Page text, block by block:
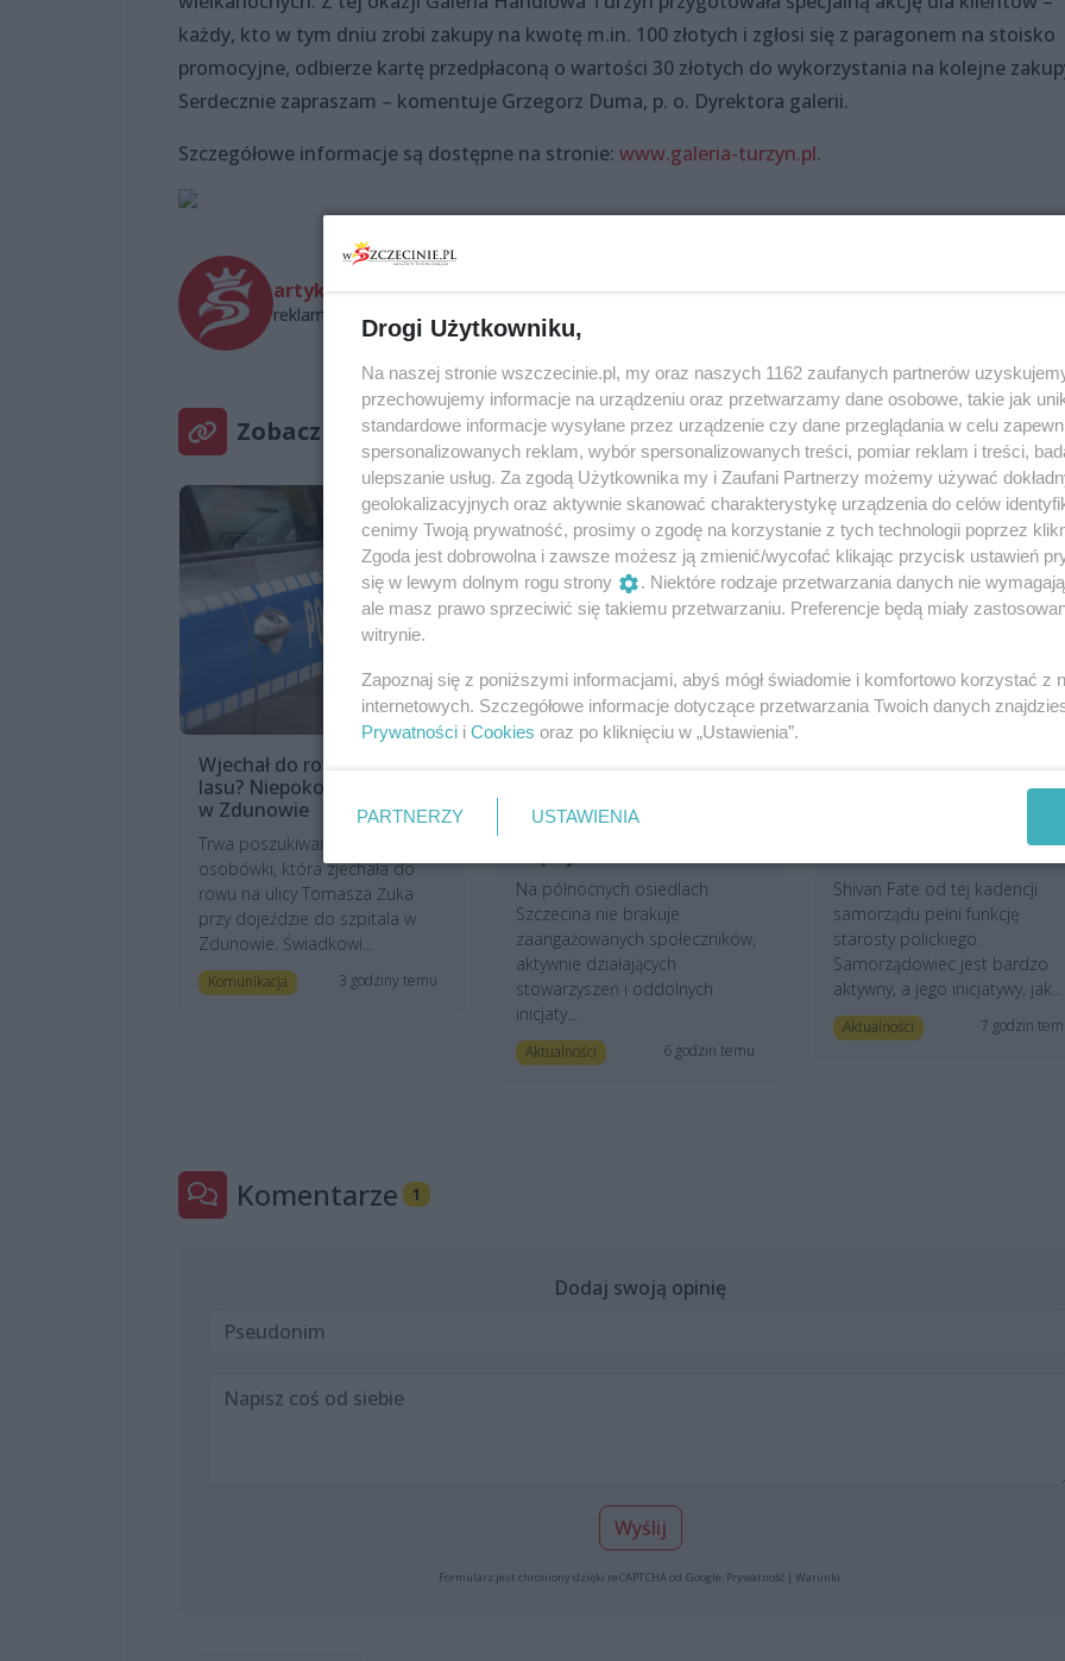
każdy, kto w tym dniu zrobi zakupy na kwotę m.in. 100 złotych i zgłosi się z paragonem na stoisko
promocyjne, odbierze kartę przedpłaconą o wartości 30 złotych do wykorzystania na kolejne
Serdecznie zapraszam – komentuje Grzegorz Duma, p. o. Dyrektora galerii.
Szczegółowe informacje są dostępne na stronie: www.galeria-turzyn.pl.
artykuł sponsorowany
reklama@wszczecinie.pl
Zobacz też
Wjechał do rowu i uciekł do
lasu? Niepokojący incydent
w Zdunowie
Trwa poszukiwanie kierowcy
osobówki, która zjechała do
rowu na ulicy Tomasza Żuka
przy dojeździe do szpitala w
Zdunowie. Świadkowi...
Komunikacja 3 godziny temu
na Północy. „Wiemy, że
Na północnych osiedlach
Szczecina nie brakuje
zaangażowanych społeczników,
aktywnie działających
stowarzyszeń i oddolnych
inicjaty...
Aktualności 6 godzin temu
Shivan Fate od tej kadencji
samorządu pełni funkcję
starosty polickiego.
Samorządowiec jest bardzo
aktywny, a jego inicjatywy, jak...
Aktualności 7 godzin
Komentarze 1
Dodaj swoją opinię
Wyślij
Formularz jest chroniony dzięki reCAPTCHA od Google: Prywatność| Warunki
Drogi Użytkowniku,
Na naszej stronie wszczecinie.pl, my oraz naszych 1162 zaufanych partnerów
przechowujemy informacje na urządzeniu oraz przetwarzamy dane osobowe, takie jak
standardowe informacje wysyłane przez urządzenie czy dane przeglądania w celu
spersonalizowanych reklam, wybór spersonalizowanych treści, pomiar reklam i treści,
ulepszanie usług. Za zgodą Użytkownika my i Zaufani Partnerzy możemy używać
geolokalizacyjnych oraz aktywnie skanować charakterystykę urządzenia do celów
cenimy Twoją prywatność, prosimy o zgodę na korzystanie z tych technologii poprzez
Zgoda jest dobrowolna i zawsze możesz ją zmienić/wycofać klikając przycisk ustawień
się w lewym dolnym rogu strony
. Niektóre rodzaje przetwarzania danych nie
ale masz prawo sprzeciwić się takiemu przetwarzaniu. Preferencje będą miały
witrynie.
Zapoznaj się z poniższymi informacjami, abyś mógł świadomie i komfortowo korzystać z
internetowych. Szczegółowe informacje dotyczące przetwarzania Twoich danych
Prywatności i Cookies oraz po kliknięciu w „Ustawienia”.
PARTNERZY USTAWIENIA